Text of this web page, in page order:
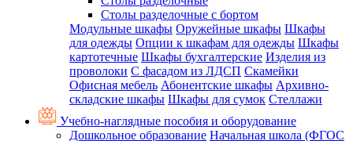
Столы разделочные с бортом
Модульные шкафы Оружейные шкафы Шкафы
для одежды Опции к шкафам для одежды Шкафы
картотечные Шкафы бухгалтерские Изделия из
проволоки С фасадом из ЛДСП Скамейки
Офисная мебель Абонентские шкафы Архивно-
складские шкафы Шкафы для сумок Стеллажи
Учебно-наглядные пособия и оборудование
Дошкольное образование Начальная школа (ФГОС